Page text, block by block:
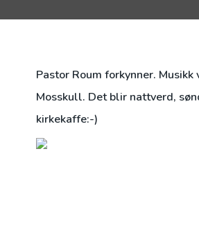
Pastor Roum forkynner. Musikk
Mosskull. Det blir nattverd,
kirkekaffe:-)